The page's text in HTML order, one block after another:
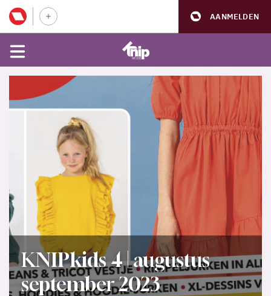
AANMELDEN
KNIPkids 4 | augustus –
september 2023